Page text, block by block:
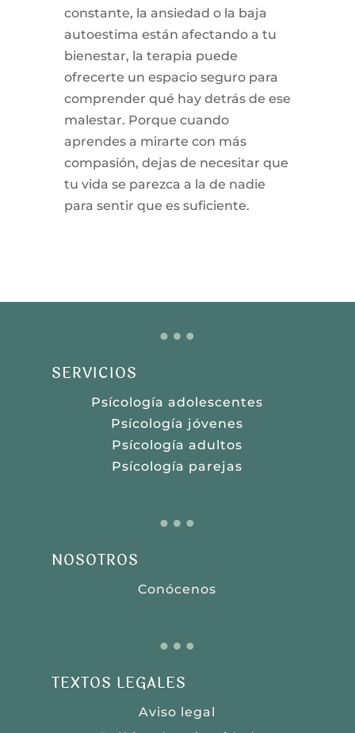
constante, la ansiedad o la baja
autoestima están afectando a tu
bienestar, la terapia puede
ofrecerte un espacio seguro para
comprender qué hay detrás de ese
malestar. Porque cuando
aprendes a mirarte con más
compasión, dejas de necesitar que
tu vida se parezca a la de nadie
para sentir que es suficiente.
…
SERVICIOS
Psícología adolescentes
Psícología jóvenes
Psícología adultos
Psícología parejas
…
NOSOTROS
Conócenos
…
TEXTOS LEGALES
Aviso legal